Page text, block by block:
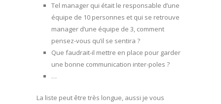
Tel manager qui était le responsable d’une
équipe de 10 personnes et qui se retrouve
manager d’une équipe de 3, comment
pensez-vous qu’il se sentira ?
Que faudrait-il mettre en place pour garder
une bonne communication inter-poles ?
…
La liste peut être très longue, aussi je vous